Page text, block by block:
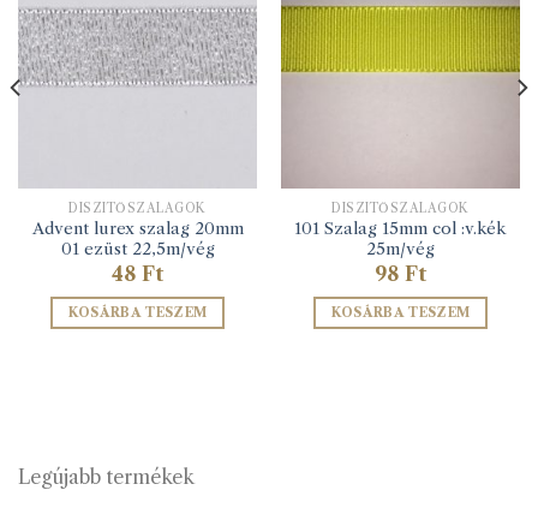
DÍSZÍTŐSZALAGOK
Advent lurex szalag 20mm
01 ezüst 22,5m/vég
48 Ft
KOSÁRBA TESZEM
DÍSZÍTŐSZALAGOK
101 Szalag 15mm col :v.kék
25m/vég
98 Ft
KOSÁRBA TESZEM
Legújabb termékek